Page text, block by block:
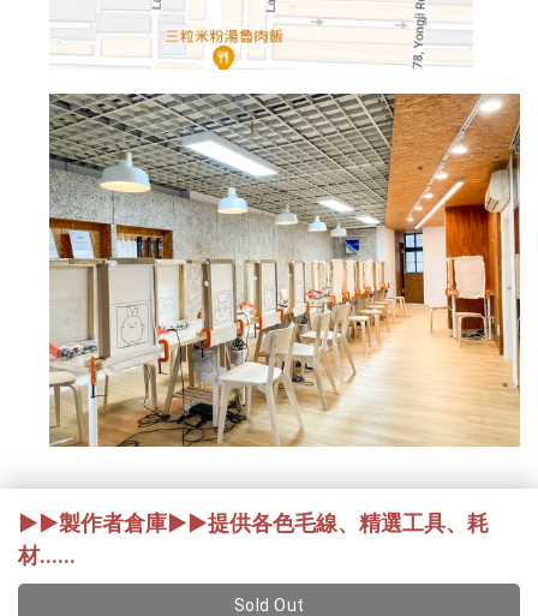
▶️▶️製作者倉庫▶️▶️提供各色毛線、精選工具、耗
材......
Sold Out